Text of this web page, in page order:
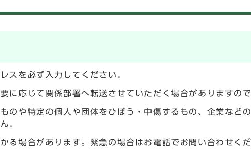
スを必ず入力してください。
に応じて関係部署へ転送させていただく場合がありますの
のや特定の個人や団体をひぼう・中傷するもの、企業など
。
る場合があります。緊急の場合はお電話でお問い合わせくだ